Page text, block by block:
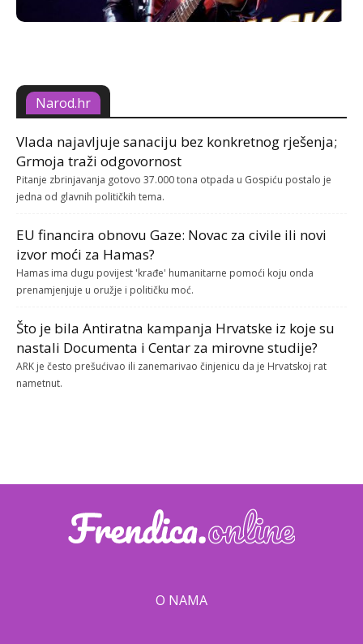
Narod.hr
Vlada najavljuje sanaciju bez konkretnog rješenja;
Grmoja traži odgovornost
Pitanje zbrinjavanja gotovo 37.000 tona otpada u Gospiću postalo je
jedna od glavnih političkih tema.
EU financira obnovu Gaze: Novac za civile ili novi
izvor moći za Hamas?
Hamas ima dugu povijest 'krađe' humanitarne pomoći koju onda
prenamjenjuje u oružje i političku moć.
Što je bila Antiratna kampanja Hrvatske iz koje su
nastali Documenta i Centar za mirovne studije?
ARK je često prešućivao ili zanemarivao činjenicu da je Hrvatskoj rat
nametnut.
O NAMA